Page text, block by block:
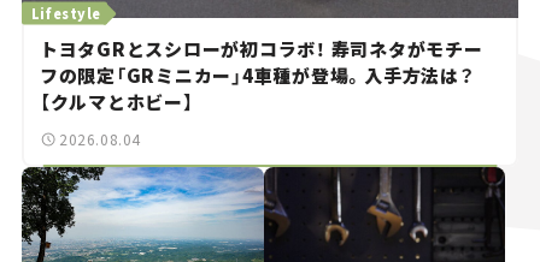
トヨタGRとスシローが初コラボ！ 寿司ネタがモチー
フの限定「GRミニカー」4車種が登場。入手方法は？
【クルマとホビー】
Lifestyle
2026.08.04